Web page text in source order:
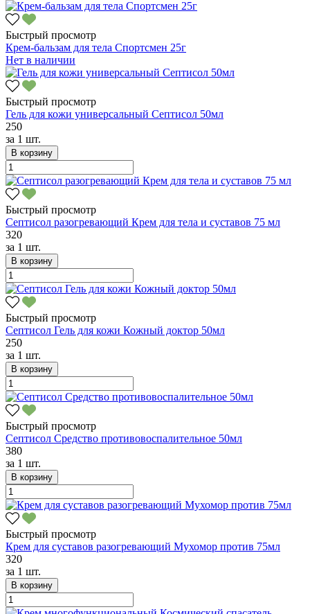
Быстрый просмотр
Крем-бальзам для тела Спортсмен 25г
Нет в наличии
Быстрый просмотр
Гель для кожи универсальный Септисол 50мл
250
за 1 шт.
В корзину
Быстрый просмотр
Септисол разогревающий Крем для тела и суставов 75 мл
320
за 1 шт.
В корзину
Быстрый просмотр
Септисол Гель для кожи Кожный доктор 50мл
250
за 1 шт.
В корзину
Быстрый просмотр
Септисол Средство противовоспалительное 50мл
380
за 1 шт.
В корзину
Быстрый просмотр
Крем для суставов разогревающий Мухомор против 75мл
320
за 1 шт.
В корзину